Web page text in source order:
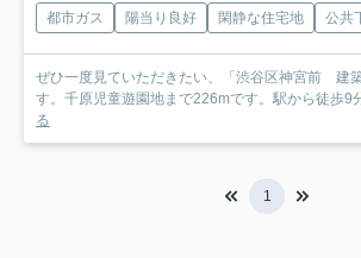
都市ガス 陽当り良好 閑静な住宅地 公共
ぜひ一度見ていただきたい、「渋谷区神宮前 建
す。千原児童遊園地まで226mです。駅から徒歩9
る
1